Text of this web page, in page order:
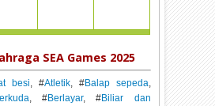
SEA Games 2025
besi , #Atletik, #Balap sepeda
, #Berlayar, #Biliar dan